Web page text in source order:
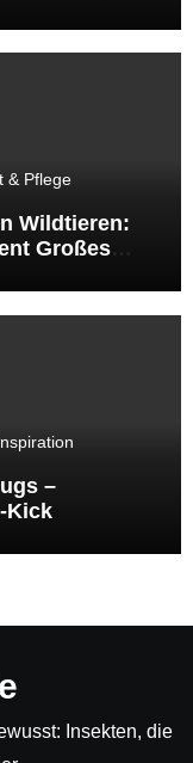
& Pflege
Wildtieren:
Großes
–
Kick
Insekten, die